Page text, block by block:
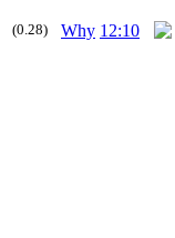
(0.28) Why 12:10